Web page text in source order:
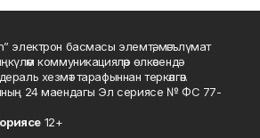
электрон басмасы элемтә, мәгълүмат
коммуникацияләр өлкәсендә
хезмәт тарафыннан теркәлгән.
24 маендагы Эл сериясе № ФС 77-
12+